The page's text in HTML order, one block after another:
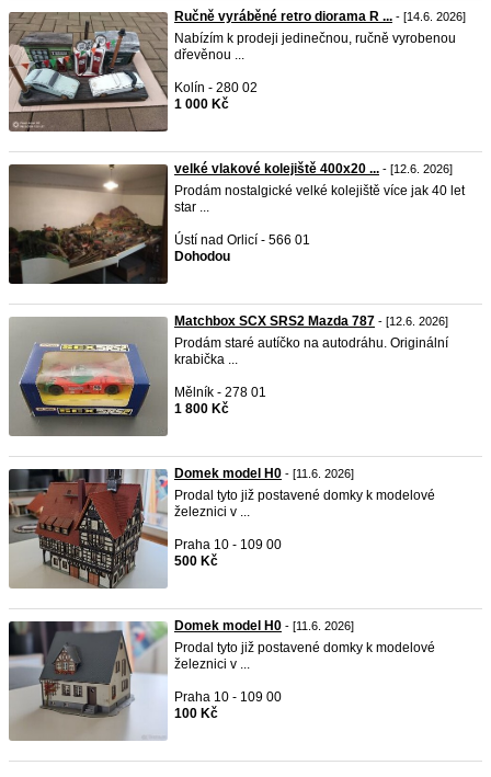
Ručně vyráběné retro diorama R ... - [14.6. 2026]
Nabízím k prodeji jedinečnou, ručně vyrobenou
dřevěnou ...
Kolín - 280 02
1 000 Kč
velké vlakové kolejiště 400x20 ... - [12.6. 2026]
Prodám nostalgické velké kolejiště více jak 40 let
star ...
Ústí nad Orlicí - 566 01
Dohodou
Matchbox SCX SRS2 Mazda 787 - [12.6. 2026]
Prodám staré autíčko na autodráhu. Originální
krabička ...
Mělník - 278 01
1 800 Kč
Domek model H0 - [11.6. 2026]
Prodal tyto již postavené domky k modelové
železnici v ...
Praha 10 - 109 00
500 Kč
Domek model H0 - [11.6. 2026]
Prodal tyto již postavené domky k modelové
železnici v ...
Praha 10 - 109 00
100 Kč